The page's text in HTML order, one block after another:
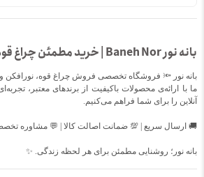
بانه نور Baneh Nor | خرید مطمئن چراغ قوه و تجهیزات روشنایی
بانه نور 🔦 فروشگاه تخصصی فروش چراغ قوه، نورافکن
ما با ارائه‌ی محصولات باکیفیت از برندهای معتبر،
آنلاین را برای شما فراهم می‌کنیم.
🚚 ارسال سریع | 💯 ضمانت اصالت کالا | 💬 مشاوره
بانه نور؛ روشنایی مطمئن برای هر لحظه زندگی. ✨